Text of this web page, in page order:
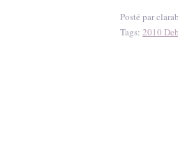
Posté par
Tags: 2010